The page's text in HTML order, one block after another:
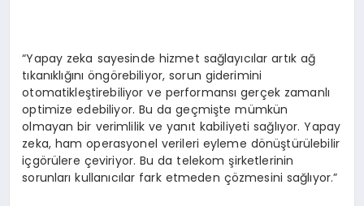
“Yapay zeka sayesinde hizmet sağlayıcılar artık ağ
tıkanıklığını öngörebiliyor, sorun giderimini
otomatikleştirebiliyor ve performansı gerçek zamanlı
optimize edebiliyor. Bu da geçmişte mümkün
olmayan bir verimlilik ve yanıt kabiliyeti sağlıyor. Yapay
zeka, ham operasyonel verileri eyleme dönüştürülebilir
içgörülere çeviriyor. Bu da telekom şirketlerinin
sorunları kullanıcılar fark etmeden çözmesini sağlıyor.”